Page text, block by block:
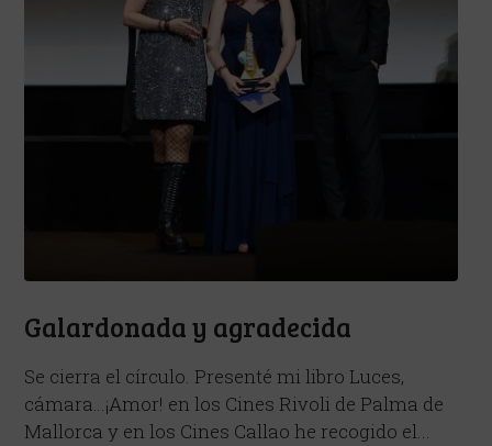
Galardonada y agradecida
Se cierra el círculo. Presenté mi libro Luces,
cámara…¡Amor! en los Cines Rivoli de Palma de
Mallorca y en los Cines Callao he recogido el...